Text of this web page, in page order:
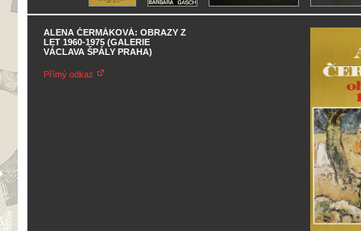
ALENA ČERMÁKOVÁ: OBRAZY Z
LET 1960-1975 (GALERIE
VÁCLAVA ŠPÁLY PRAHA)
Přímý odkaz